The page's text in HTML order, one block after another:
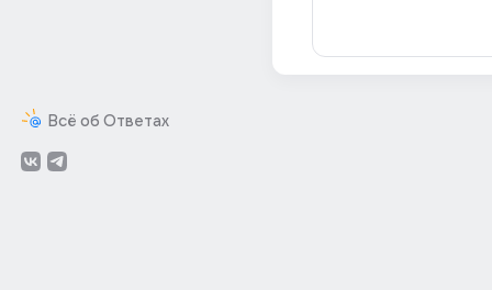
Всё об Ответах